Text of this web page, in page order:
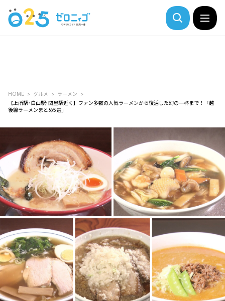
HOME グルメ
ラーメン
【上所駅･白山駅･関屋駅近く】ファン多数の人気ラーメンから復活した幻の一杯まで！「越
後線ラーメンまとめ5選」